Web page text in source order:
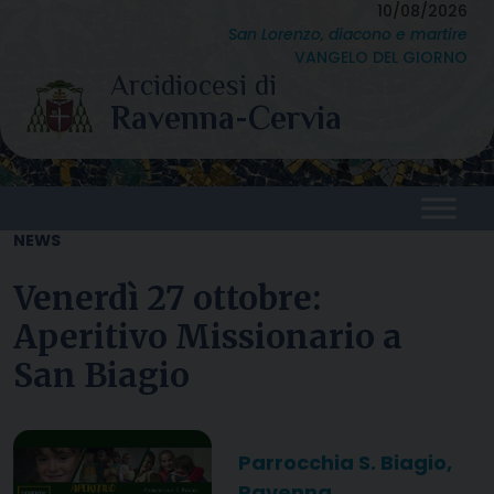
content
10/08/2026
San Lorenzo, diacono e martire
VANGELO DEL GIORNO
NEWS
Venerdì 27 ottobre:
Aperitivo Missionario a
San Biagio
Parrocchia S. Biagio,